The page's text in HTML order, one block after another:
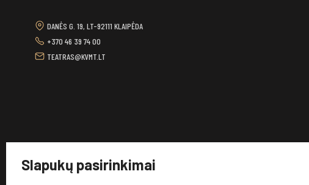
Slapukų pasirinkimai
DANĖS G. 19, LT-92111 KLAIPĖDA
+370 46 39 74 00
TEATRAS@KVMT.LT